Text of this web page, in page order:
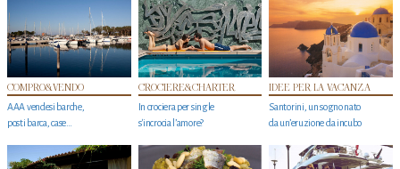
COMPRO&VENDO
AAA vendesi barche,
posti barca, case…
CROCIERE&CHARTER
In crociera per single
s'incrocia l’amore?
IDEE PER LA VACANZA
Santorini, un sogno nato
da un’eruzione da incubo